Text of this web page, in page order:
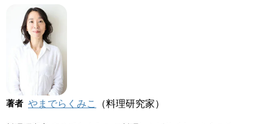
著者 やまでらくみこ （料理研究家）